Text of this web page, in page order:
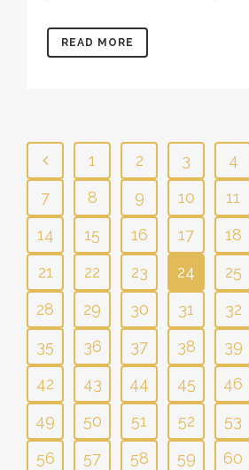
READ MORE
1 2 3 4
7
8 9 10 11
14
15 16 17 18
21
22 23 24 25
28
29 30 31 32
35
36 37 38 39
42
43 44 45 46
49
50 51 52 53
56
57 58 59 60